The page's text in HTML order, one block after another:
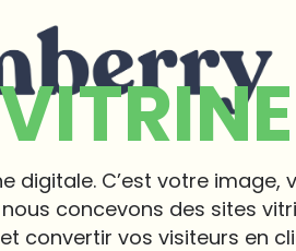
digitale. C’est votre
concevons des sites
convertir vos visiteurs en